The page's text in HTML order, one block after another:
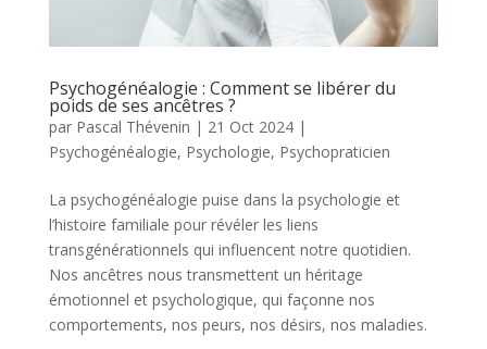
Psychogénéalogie : Comment se libérer du
poids de ses ancêtres ?
par Pascal Thévenin | 21 Oct 2024|
Psychogénéalogie, Psychologie, Psychopraticien
La psychogénéalogie puise dans la psychologie et
l’histoire familiale pour révéler les liens
transgénérationnels qui influencent notre quotidien.
Nos ancêtres nous transmettent un héritage
émotionnel et psychologique, qui façonne nos
comportements, nos peurs, nos désirs, nos maladies.